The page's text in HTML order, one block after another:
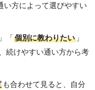
い方によって選びやすい
」「個別に教わりたい 」
続けやすい通い方から考
も合わせて見ると、自分